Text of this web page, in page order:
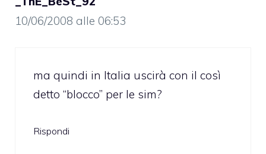
10/06/2008 alle 06:53
ma quindi in Italia uscirà con il così
detto “blocco” per le sim?
Rispondi